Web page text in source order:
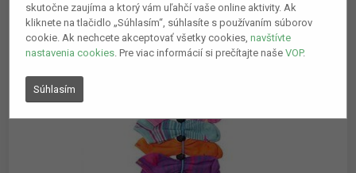
skutočne zaujíma a ktorý vám uľahčí vaše online aktivity. Ak
kliknete na tlačidlo „Súhlasím“, súhlasíte s používaním súborov
cookie. Ak nechcete akceptovať všetky cookies,navštívte
nastavenia cookies. Pre viac informácií si prečítajte našeVOP.
Súhlasím